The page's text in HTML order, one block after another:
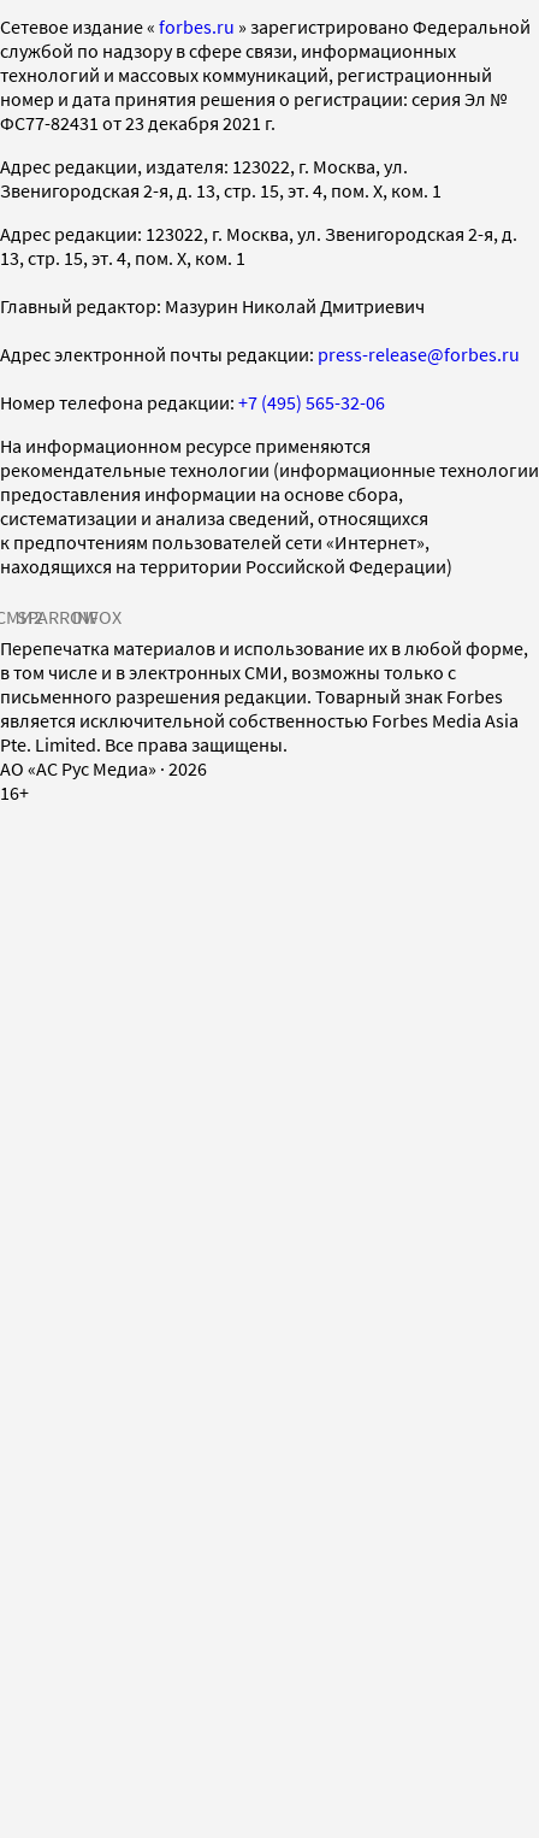
Cетевое издание « forbes.ru » зарегистрировано Федеральной
службой по надзору в сфере связи, информационных
технологий и массовых коммуникаций, регистрационный
номер и дата принятия решения о регистрации: серия Эл №
ФС77-82431 от 23 декабря 2021 г.
Адрес редакции, издателя: 123022, г. Москва, ул.
Звенигородская 2-я, д. 13, стр. 15, эт. 4, пом. X, ком. 1
Адрес редакции: 123022, г. Москва, ул. Звенигородская 2-я, д.
13, стр. 15, эт. 4, пом. X, ком. 1
Главный редактор: Мазурин Николай Дмитриевич
Адрес электронной почты редакции: press-release@forbes.ru
Номер телефона редакции: +7 (495) 565-32-06
На информационном ресурсе применяются
рекомендательные технологии (информационные технологии
предоставления информации на основе сбора,
систематизации и анализа сведений, относящихся
к предпочтениям пользователей сети «Интернет»,
находящихся на территории Российской Федерации)
SPARROWINFOX
Перепечатка материалов и использование их в любой форме,
в том числе и в электронных СМИ, возможны только с
письменного разрешения редакции. Товарный знак Forbes
является исключительной собственностью Forbes Media Asia
Pte. Limited. Все права защищены.
AO «АС Рус Медиа» · 2026
16+